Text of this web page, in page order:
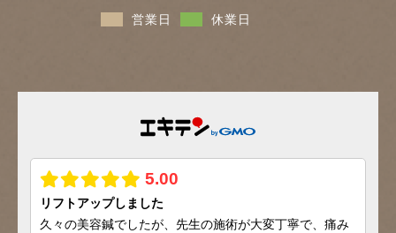
営業日 休業日